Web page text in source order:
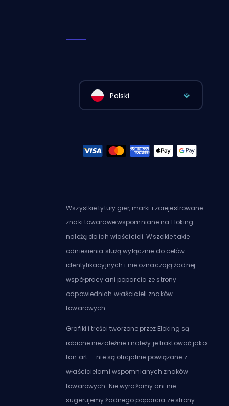
Polski
Wszystkie tytuły gier, marki i zarejestrowane
znaki towarowe wspomniane na Eloking
należą do ich właścicieli. Wszelkie takie
odniesienia służą wyłącznie do celów
identyfikacyjnych i nie oznaczają żadnej
współpracy ani poparcia ze strony
odpowiednich właścicieli znaków
towarowych.
Grafiki i treści tworzone przez Eloking są
robione niezależnie i należy je traktować jako
fan art — nie są oficjalnie powiązane z
właścicielami wspomnianych znaków
towarowych. Nie wyrażamy ani nie
sugerujemy żadnego poparcia ze strony